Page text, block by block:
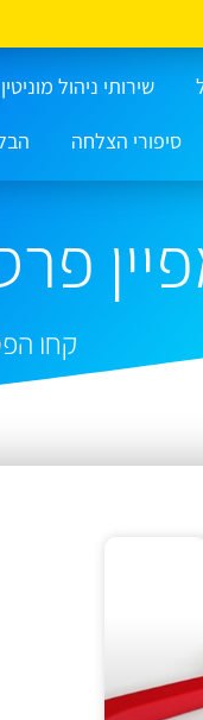
שירותי ניהול מוניטין
סיפורי הצלחה
קחו